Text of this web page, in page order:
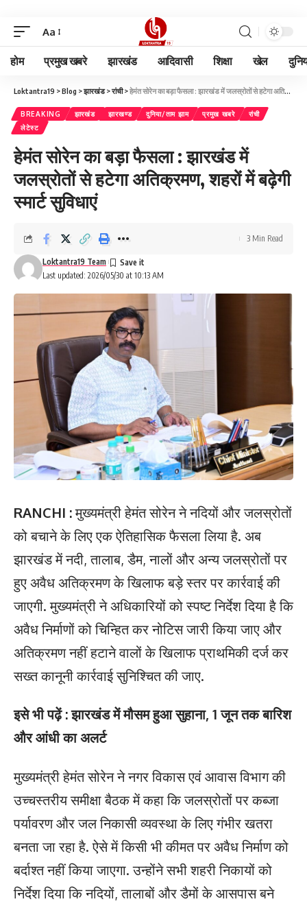
Aa
होम प्रमुख खबरे झारखंड आदिवासी शिक्षा खेल
Loktantra19 >Blog >झारखंड>रांची>हेमंत सोरेन का बड़ा फैसला : झारखंड में जलस्रोतों से हटेगा अतिक्रमण, शहरों में बढ़ेगी स्मार्ट सुविधाएं
BREAKING झारखंड झारखण्ड दुनिया/ताम झाम प्रमुख खबरे
रांची
लेटेस्ट
हेमंत सोरेन का बड़ा फैसला : झारखंड में
जलस्रोतों से हटेगा अतिक्रमण, शहरों में बढ़ेगी
स्मार्ट सुविधाएं
Last updated: 2026/05/30 at 10:13 AM
Loktantra19 Team
3 Min Read
RANCHI :मुख्यमंत्री हेमंत सोरेन ने नदियों और जलस्रोतों
को बचाने के लिए एक ऐतिहासिक फैसला लिया है. अब
झारखंड में नदी, तालाब, डैम, नालों और अन्य जलस्रोतों पर
हुए अवैध अतिक्रमण के खिलाफ बड़े स्तर पर कार्रवाई की
जाएगी. मुख्यमंत्री ने अधिकारियों को स्पष्ट निर्देश दिया है कि
अवैध निर्माणों को चिन्हित कर नोटिस जारी किया जाए और
अतिक्रमण नहीं हटाने वालों के खिलाफ प्राथमिकी दर्ज कर
सख्त कानूनी कार्रवाई सुनिश्चित की जाए.
इसे भी पढ़ें : झारखंड में मौसम हुआ सुहाना, 1 जून तक बारिश
और आंधी का अलर्ट
मुख्यमंत्री हेमंत सोरेन ने नगर विकास एवं आवास विभाग की
उच्चस्तरीय समीक्षा बैठक में कहा कि जलस्रोतों पर कब्जा
पर्यावरण और जल निकासी व्यवस्था के लिए गंभीर खतरा
बनता जा रहा है. ऐसे में किसी भी कीमत पर अवैध निर्माण को
बर्दाश्त नहीं किया जाएगा. उन्होंने सभी शहरी निकायों को
निर्देश दिया कि नदियों, तालाबों और डैमों के आसपास बने